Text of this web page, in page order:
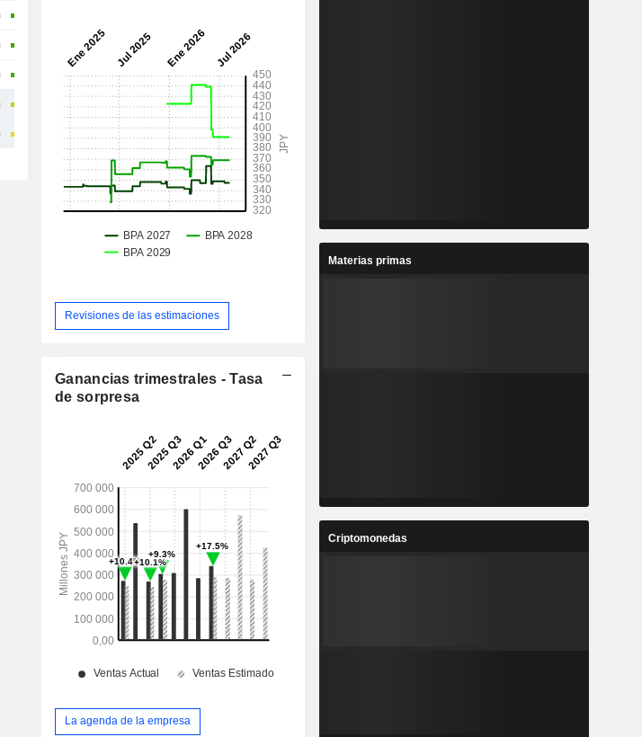
+5,91 %
+9,49 %
+7,70 %
+9,81 %
Revisiones de las estimaciones
Ganancias trimestrales - Tasa
de sorpresa
La agenda de la empresa
Materias primas
Criptomonedas